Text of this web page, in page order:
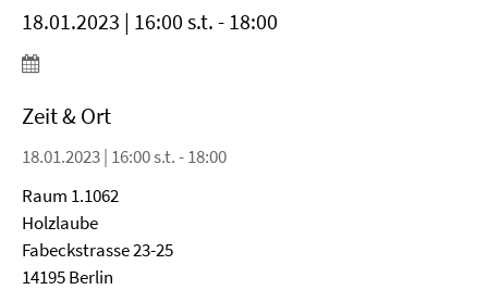
18.01.2023 | 16:00 s.t. - 18:00
Zeit & Ort
18.01.2023 | 16:00 s.t. - 18:00
Raum 1.1062
Holzlaube
Fabeckstrasse 23-25
14195 Berlin